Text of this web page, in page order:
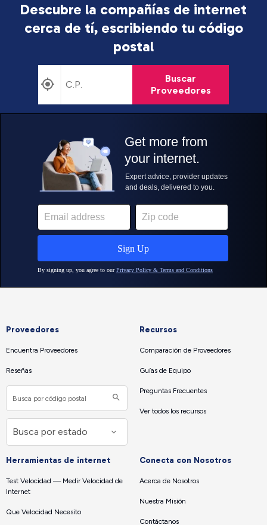
Descubre la compañías de internet
cerca de tí, escribiendo tu código
postal
Buscar
Proveedores
Proveedores
Encuentra Proveedores
Reseñas
Recursos
Comparación de Proveedores
Guías de Equipo
Preguntas Frecuentes
Ver todos los recursos
Herramientas de internet
Test Velocidad — Medir Velocidad de
Internet
Que Velocidad Necesito
Conecta con Nosotros
Acerca de Nosotros
Nuestra Misión
Contáctanos